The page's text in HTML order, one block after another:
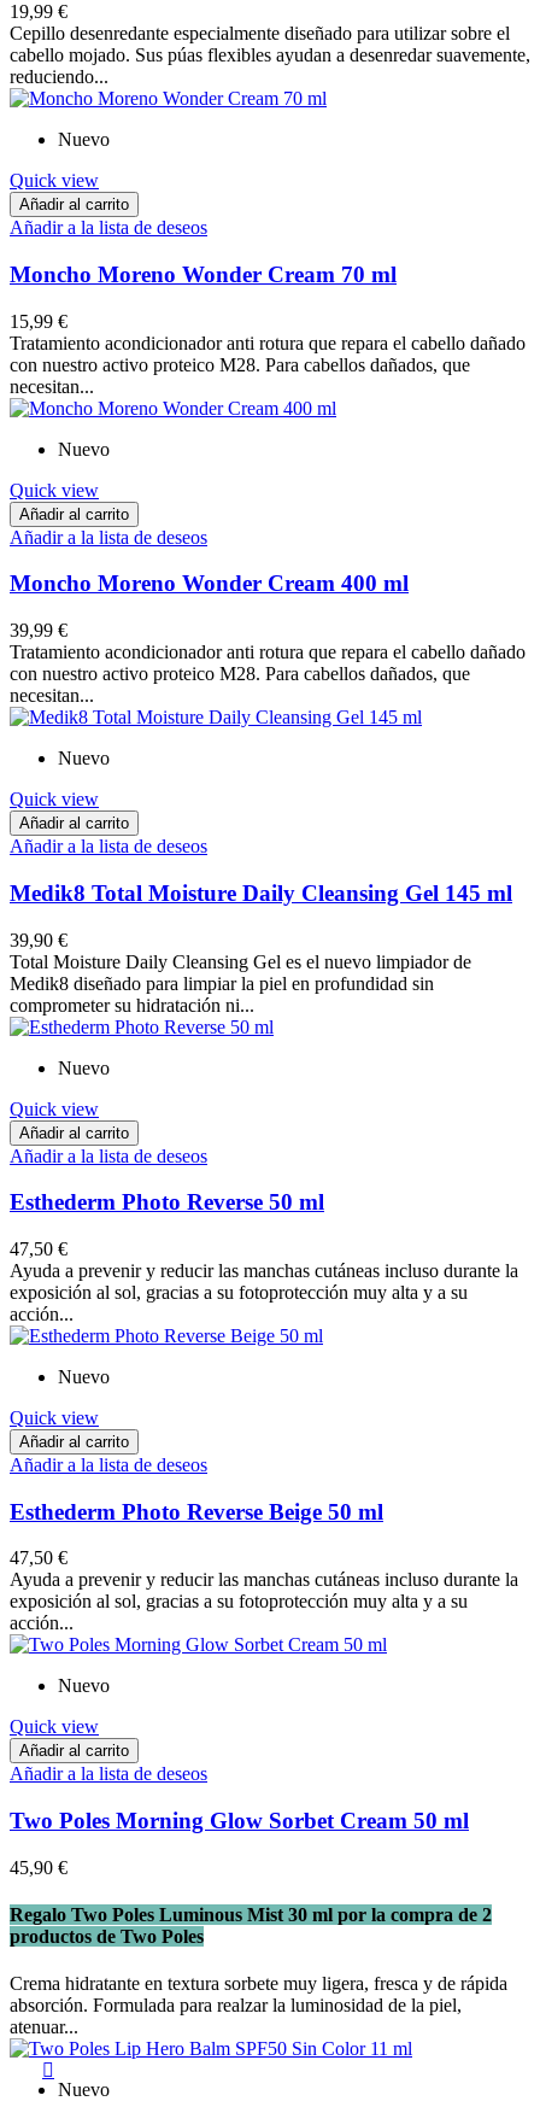
19,99 €
Cepillo desenredante especialmente diseñado para utilizar sobre el
cabello mojado. Sus púas flexibles ayudan a desenredar suavemente,
reduciendo...
Nuevo
Quick view
Añadir al carrito
Añadir a la lista de deseos
Moncho Moreno Wonder Cream 70 ml
15,99 €
Tratamiento acondicionador anti rotura que repara el cabello dañado
con nuestro activo proteico M28. Para cabellos dañados, que
necesitan...
Nuevo
Quick view
Añadir al carrito
Añadir a la lista de deseos
Moncho Moreno Wonder Cream 400 ml
39,99 €
Tratamiento acondicionador anti rotura que repara el cabello dañado
con nuestro activo proteico M28. Para cabellos dañados, que
necesitan...
Nuevo
Quick view
Añadir al carrito
Añadir a la lista de deseos
Medik8 Total Moisture Daily Cleansing Gel 145 ml
39,90 €
Total Moisture Daily Cleansing Gel es el nuevo limpiador de
Medik8 diseñado para limpiar la piel en profundidad sin
comprometer su hidratación ni...
Nuevo
Quick view
Añadir al carrito
Añadir a la lista de deseos
Esthederm Photo Reverse 50 ml
47,50 €
Ayuda a prevenir y reducir las manchas cutáneas incluso durante la
exposición al sol, gracias a su fotoprotección muy alta y a su
acción...
Nuevo
Quick view
Añadir al carrito
Añadir a la lista de deseos
Esthederm Photo Reverse Beige 50 ml
47,50 €
Ayuda a prevenir y reducir las manchas cutáneas incluso durante la
exposición al sol, gracias a su fotoprotección muy alta y a su
acción...
Nuevo
Quick view
Añadir al carrito
Añadir a la lista de deseos
Two Poles Morning Glow Sorbet Cream 50 ml
45,90 €
Regalo Two Poles Luminous Mist 30 ml por la compra de 2
productos de Two Poles
Crema hidratante en textura sorbete muy ligera, fresca y de rápida
absorción. Formulada para realzar la luminosidad de la piel,
atenuar...
Nuevo
